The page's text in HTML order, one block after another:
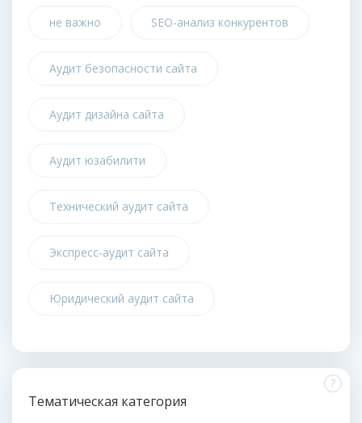
не важно SEO-анализ конкурентов
Аудит безопасности сайта
Аудит дизайна сайта
Аудит юзабилити
Технический аудит сайта
Экспресс-аудит сайта
Юридический аудит сайта
Тематическая категория
?